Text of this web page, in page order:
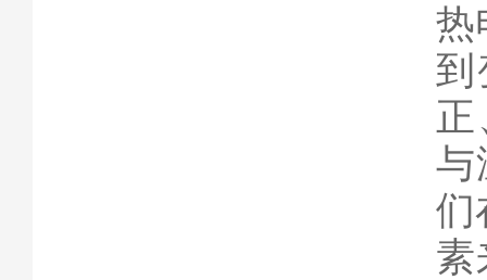
热
到
与
们
素